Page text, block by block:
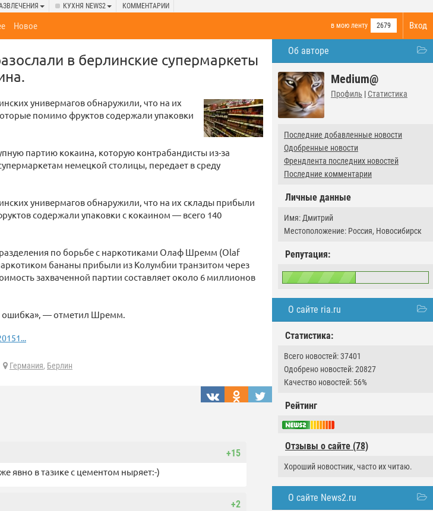
КУХНЯ NEWS2 КОММЕНТАРИИ
Вход
в мою ленту 2679
Новое
Об авторе
Medium@
Профиль | Статистика
Последние добавленные новости
Одобренные новости
Френдлента последних новостей
Последние комментарии
Личные данные
Имя: Дмитрий
Местоположение: Россия, Новосибирск
Репутация:
О сайте ria.ru
Статистика:
Всего новостей: 37401
Одобрено новостей: 20827
Качество новостей: 56%
Рейтинг
Отзывы о сайте (78)
Хороший новостник, часто их читаю.
О сайте News2.ru
в берлинские супермаркеты
универмагов обнаружили, что на их
помимо фруктов содержали упаковки
партию кокаина, которую контрабандисты из-за
немецкой столицы, передает в среду
универмагов обнаружили, что на их склады прибыли
содержали упаковки с кокаином — всего 140
по борьбе с наркотиками Олаф Шремм (Olaf
бананы прибыли из Колумбии транзитом через
захваченной партии составляет около 6 миллионов
ошибка», — отметил Шремм.
Германия, Берлин
+15
явно в тазике с цементом ныряет:-)
+2